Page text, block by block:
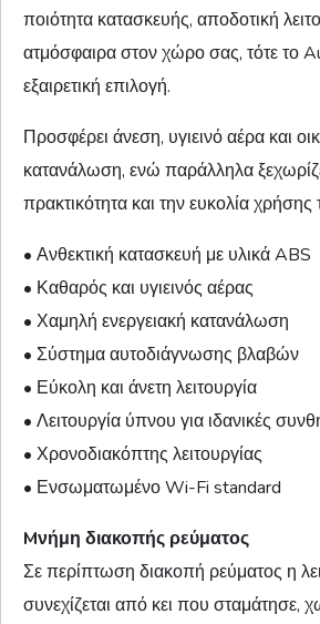
ποιότητα κατασκευής, αποδοτική
ατμόσφαιρα στον χώρο σας, τότε το
εξαιρετική επιλογή.
Προσφέρει άνεση, υγιεινό αέρα και
κατανάλωση, ενώ παράλληλα
πρακτικότητα και την ευκολία χρήσης
• Ανθεκτική κατασκευή με υλικά ABS
• Καθαρός και υγιεινός αέρας
• Χαμηλή ενεργειακή κατανάλωση
• Σύστημα αυτοδιάγνωσης βλαβών
• Εύκολη και άνετη λειτουργία
• Λειτουργία ύπνου για ιδανικές
• Χρονοδιακόπτης λειτουργίας
• Ενσωματωμένο Wi-Fi standard
Mνήμη διακοπής ρεύματος
Σε περίπτωση διακοπή ρεύματος η
συνεχίζεται από κει που σταμάτησε,